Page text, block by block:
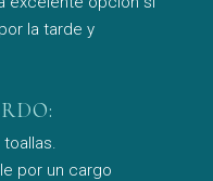
la tarde y
por un cargo